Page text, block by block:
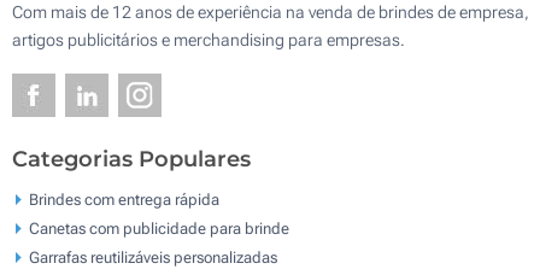
Com mais de 12 anos de experiência na venda de brindes de empresa,
artigos publicitários e merchandising para empresas.
Categorias Populares
Brindes com entrega rápida
Canetas com publicidade para brinde
Garrafas reutilizáveis personalizadas